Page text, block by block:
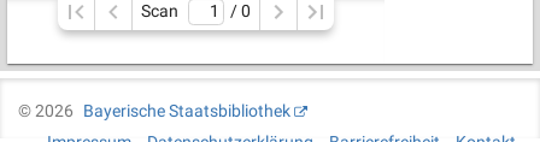
Scan / 0
©2026
Bayerische Staatsbibliothek